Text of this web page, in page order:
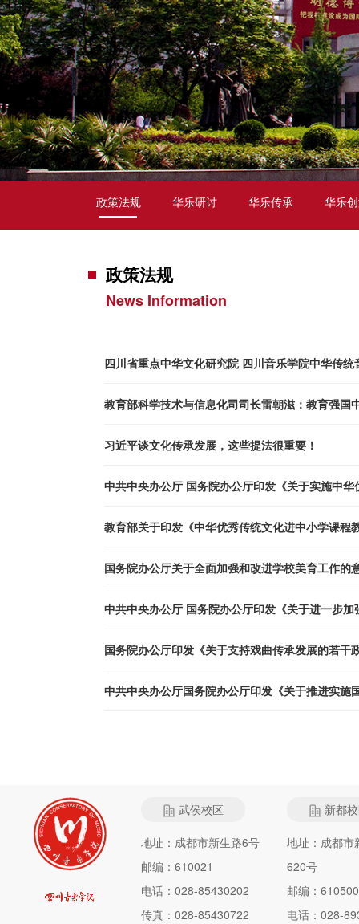
政策法规 华乐研讨 华乐传承 华乐
政策法规
News Information
四川省重点中华文化研究院 四川音乐学院中华传
教育部科学技术与信息化司司长雷朝滋：教育强国
习近平谈文化传承发展，这些提法很重要！
中共中央办公厅 国务院办公厅印发《关于实施中
教育部关于印发《中华优秀传统文化进中小学课程
国务院办公厅关于全面加强和改进学校美育工作的
中共中央办公厅 国务院办公厅印发《关于进一步
国务院办公厅印发《关于支持戏曲传承发展的若干
中共中央办公厅国务院办公厅印发《关于推进实施
武侯校区
地址：成都市新生路6号
邮编：610021
电话：028-85430202
传真：028-85430722
新都
地址：成都市
620号
邮编：610500
电话：028-